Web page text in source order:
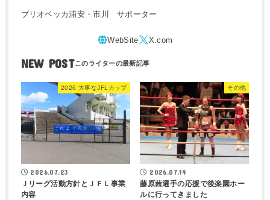
ブリオベッカ浦安・市川 サポーター
NEW POST
2026 大事なJFLカップ
2026.07.23
Ｊリーグ活動方針とＪＦＬ事業
内容
その他
2026.07.19
藤原茜選手の応援で後楽園ホー
ルに行ってきました